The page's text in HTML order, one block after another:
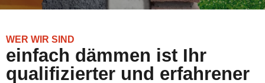
WER WIR SIND
einfach dämmen ist Ihr
qualifizierter und erfahrener